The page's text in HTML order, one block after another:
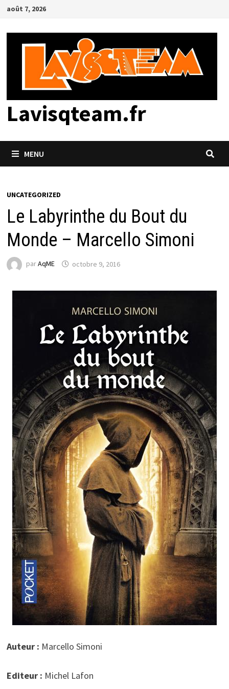
Passer
contenu
août 7, 2026
Lavisqteam.fr
MENU
UNCATEGORIZED
Le Labyrinthe du Bout du
Monde – Marcello Simoni
parAqME octobre 9, 2016
Auteur : Marcello Simoni
Editeur : Michel Lafon